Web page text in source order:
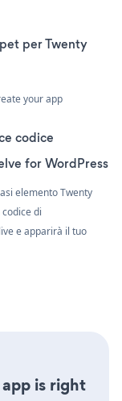
per Twenty
your app
codice
for WordPress
elemento Twenty
di
e apparirà il tuo
is right